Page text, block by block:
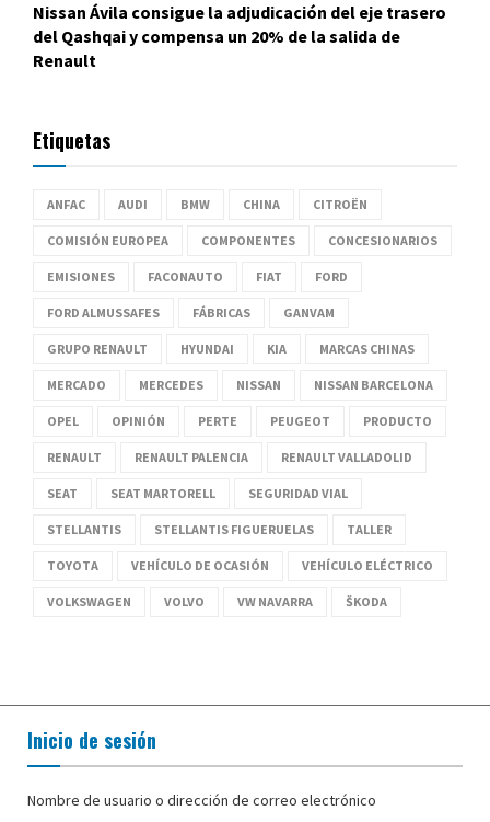
Nissan Ávila consigue la adjudicación del eje trasero
del Qashqai y compensa un 20% de la salida de
Renault
Etiquetas
ANFAC AUDI BMW CHINA CITROËN
COMISIÓN EUROPEA COMPONENTES CONCESIONARIOS
EMISIONES FACONAUTO FIAT FORD
FORD ALMUSSAFES FÁBRICAS GANVAM
GRUPO RENAULT HYUNDAI KIA MARCAS CHINAS
MERCADO MERCEDES NISSAN NISSAN BARCELONA
OPEL OPINIÓN PERTE PEUGEOT PRODUCTO
RENAULT RENAULT PALENCIA RENAULT VALLADOLID
SEAT SEAT MARTORELL SEGURIDAD VIAL
STELLANTIS STELLANTIS FIGUERUELAS TALLER
TOYOTA VEHÍCULO DE OCASIÓN VEHÍCULO ELÉCTRICO
VOLKSWAGEN VOLVO VW NAVARRA ŠKODA
Inicio de sesión
Nombre de usuario o dirección de correo electrónico